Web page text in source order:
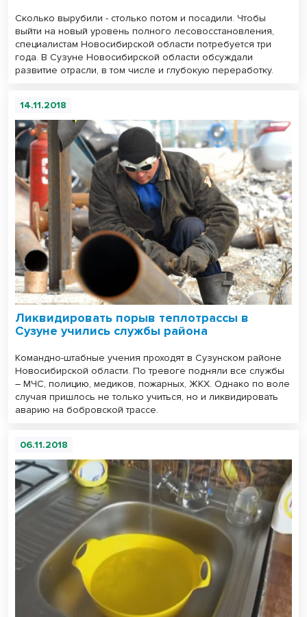
Сколько вырубили - столько потом и посадили. Чтобы
выйти на новый уровень полного лесовосстановления,
специалистам Новосибирской области потребуется три
года. В Сузуне Новосибирской области обсуждали
развитие отрасли, в том числе и глубокую переработку.
14.11.2018
Ликвидировать порыв теплотрассы в
Сузуне учились службы района
Командно-штабные учения проходят в Сузунском районе
Новосибирской области. По тревоге подняли все службы
– МЧС, полицию, медиков, пожарных, ЖКХ. Однако по воле
случая пришлось не только учиться, но и ликвидировать
аварию на бобровской трассе.
06.11.2018